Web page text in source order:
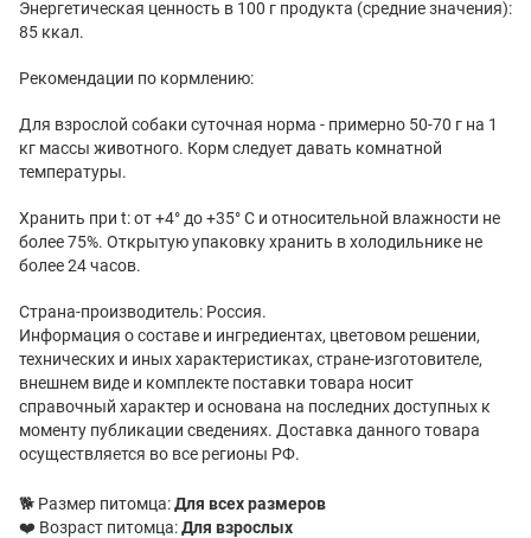
Энергетическая ценность в 100 г продукта (средние значения):
85 ккал.
Рекомендации по кормлению:
Для взрослой собаки суточная норма - примерно 50-70 г на 1
кг массы животного. Корм следует давать комнатной
температуры.
Хранить при t: от +4° до +35° C и относительной влажности не
более 75%. Открытую упаковку хранить в холодильнике не
более 24 часов.
Страна-производитель: Россия.
Информация о составе и ингредиентах, цветовом решении,
технических и иных характеристиках, стране-изготовителе,
внешнем виде и комплекте поставки товара носит
справочный характер и основана на последних доступных к
моменту публикации сведениях. Доставка данного товара
осуществляется во все регионы РФ.
🐕 Размер питомца:Для всех размеров
❤️ Возраст питомца:Для взрослых